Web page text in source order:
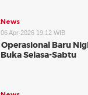
Apr 2026 19:12 WIB
Baru
Selasa-Sabtu